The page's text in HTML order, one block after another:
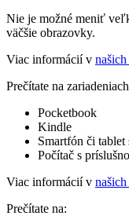
Nie je možné meniť
väčšie obrazovky.
Viac informácií v
Prečítate na
Pocketbook
Kindle
Smartfón či
Počítač s
Viac informácií v
Prečítate na: